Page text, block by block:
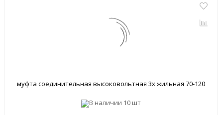
муфта соединительная высоковольтная 3х жильная 70-120
В наличии 10 шт